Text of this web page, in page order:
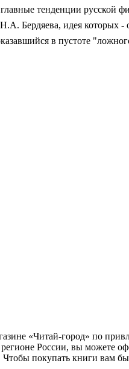
тенденции русской
Бердяева, идея которых
в пустоте
«Читай-город» по
России, вы можете
Чтобы покупать книги вам